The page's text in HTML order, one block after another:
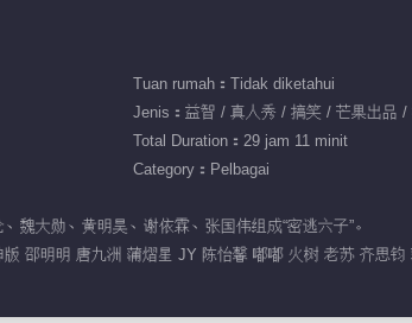
Tuan rumah：Tidak diketahui
Jenis：益智 / 真人秀 / 搞笑 / 芒果出品 /
Total Duration：29 jam 11 minit
Category：Pelbagai
魏大勋、黄明昊、谢依霖、张国伟组成“密逃六子”。
邵明明 唐九洲 蒲熠星 JY 陈怡馨 嘟嘟 火树 老苏 齐思钧